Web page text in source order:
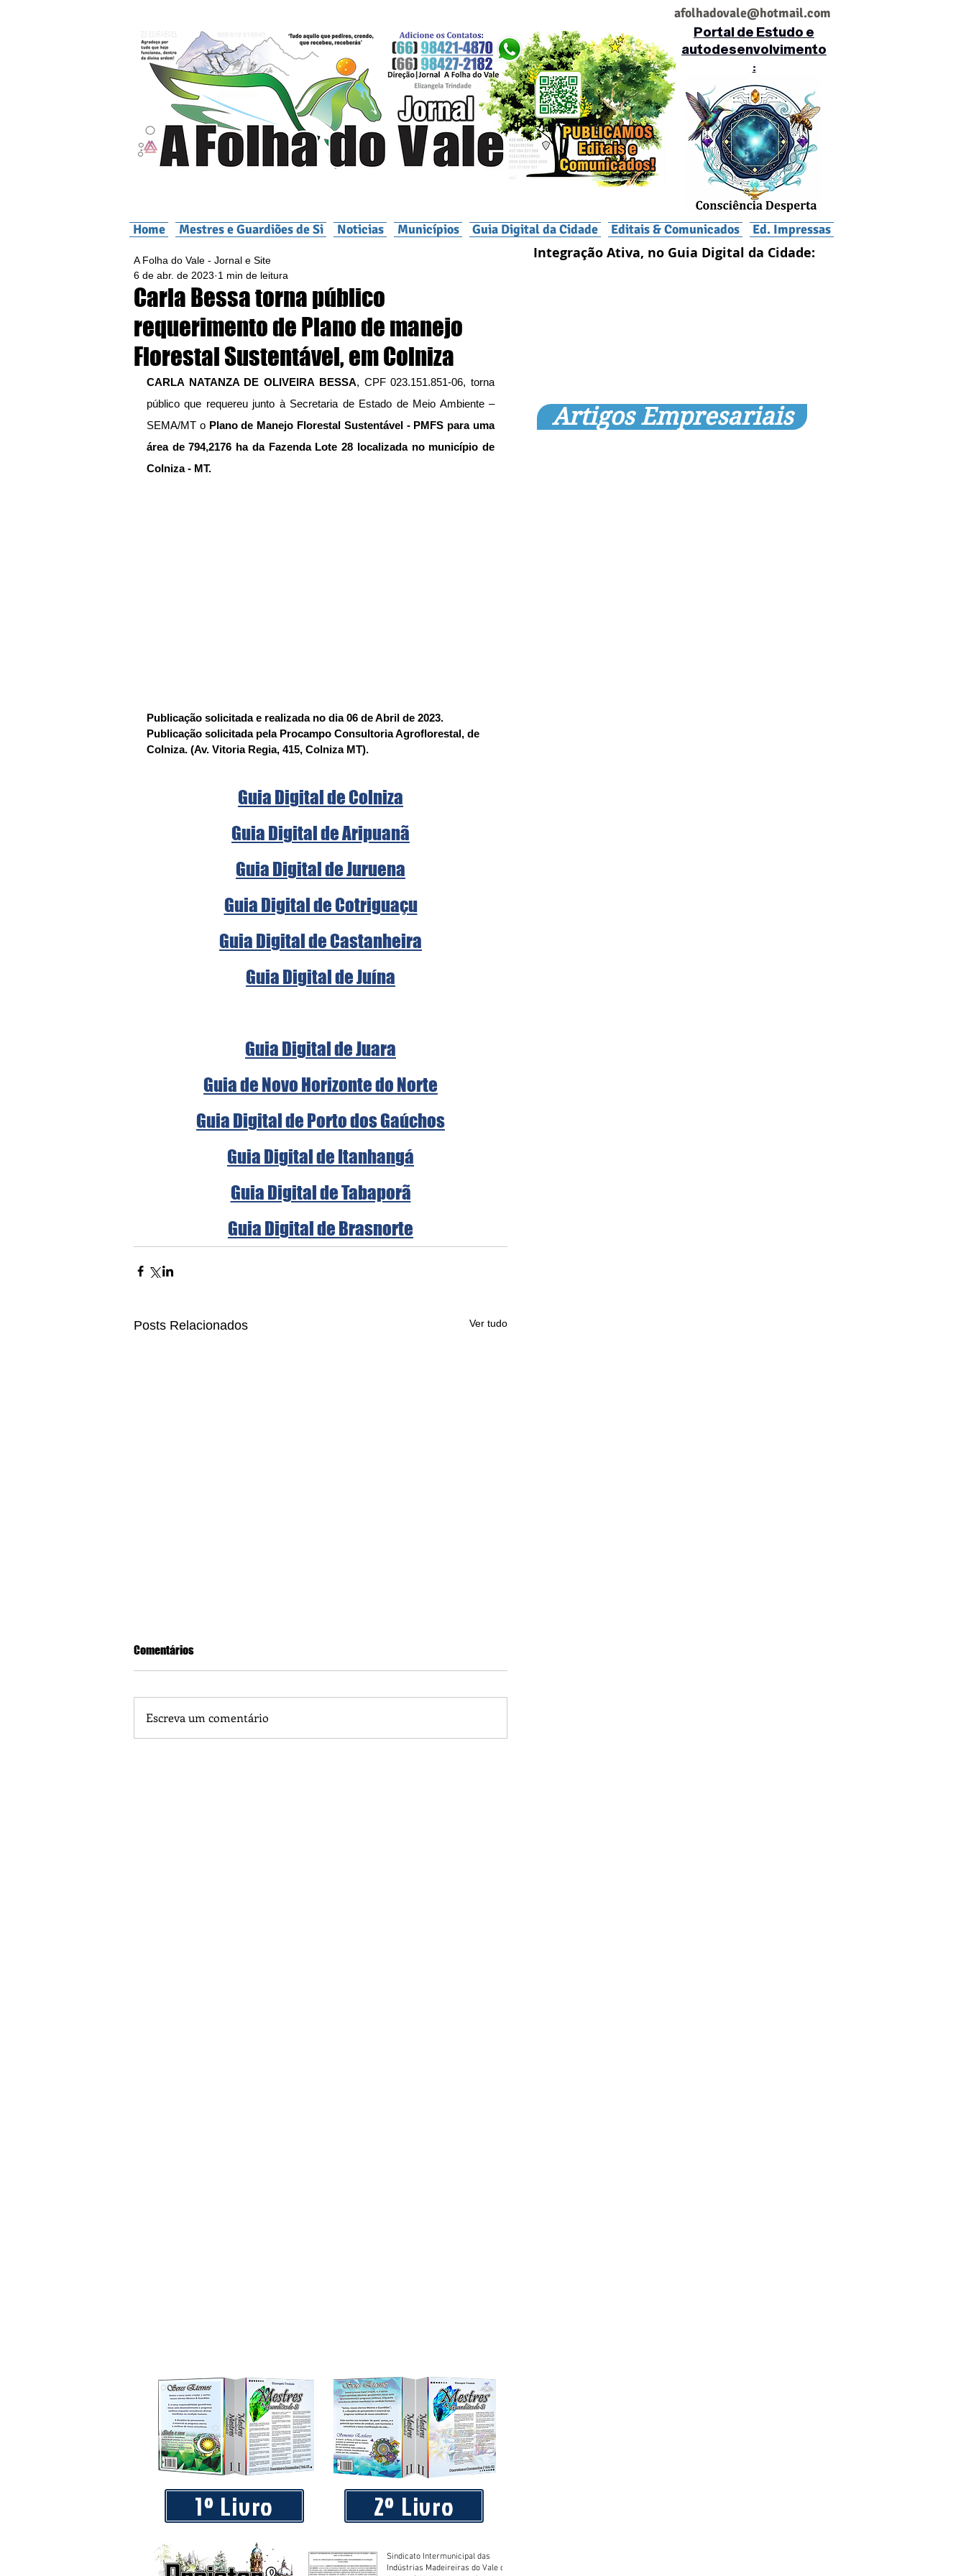
afolhadovale@hotmail.com
Portal de Estudo e
autodesenvolvimento
:
Home Mestres e Guardiões de Si Noticias Municípios Guia Digital da Cidade Editais & Comunicados Ed. Impressas
Carla Bessa torna público
requerimento de Plano de manejo
Florestal Sustentável, em Colniza
A Folha do Vale - Jornal e Site
6 de abr. de 2023 1 min de leitura
CARLA NATANZA DE OLIVEIRA BESSA, CPF 023.151.851-06, torna
público que requereu junto à Secretaria de Estado de Meio Ambiente –
SEMA/MT o Plano de Manejo Florestal Sustentável - PMFS para uma
área de 794,2176 ha da Fazenda Lote 28 localizada no município de
Colniza - MT.
Publicação solicitada e realizada no dia 06 de Abril de 2023.
Publicação solicitada pela Procampo Consultoria Agroflorestal, de
Colniza. (Av. Vitoria Regia, 415, Colniza MT).
Guia Digital de Colniza
Guia Digital de Aripuanã
Guia Digital de Juruena
Guia Digital de Cotriguaçu
Guia Digital de Castanheira
Guia Digital de Juína
Guia Digital de Juara
Guia de Novo Horizonte do Norte
Guia Digital de Porto dos Gaúchos
Guia Digital de Itanhangá
Guia Digital de Tabaporã
Guia Digital de Brasnorte
Posts Relacionados Ver tudo
Comentários
Escreva um comentário
1º Livro 2º Livro
Sindicato Intermunicipal das
Indústrias Madeireiras do Vale do
Integração Ativa, no Guia Digital da Cidade:
Artigos Empresariais